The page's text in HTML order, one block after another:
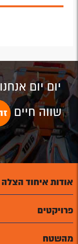
יום יום
שווה חיים
אודות איחוד הצלה
פרויקטים
מהשטח